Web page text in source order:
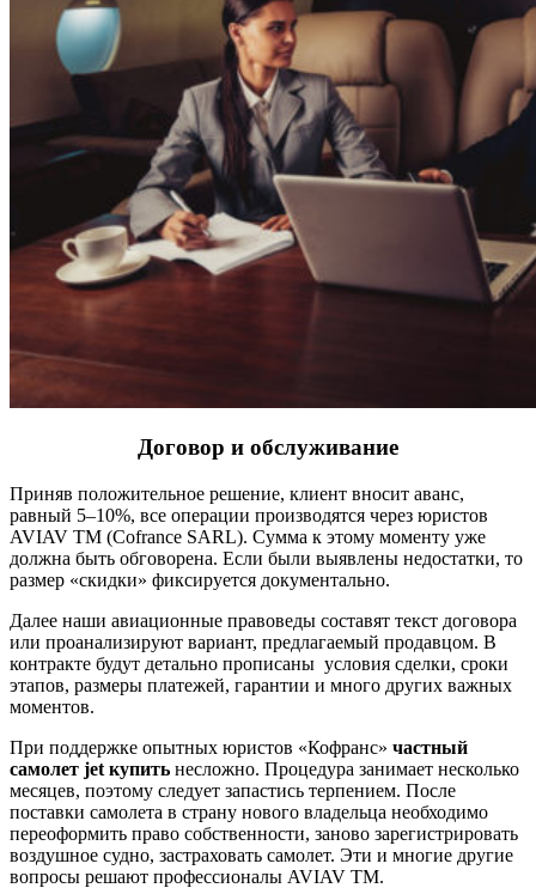
Договор и обслуживание
Приняв положительное решение, клиент вносит аванс,
равный 5–10%, все операции производятся через юристов
AVIAV TM (Cofrance SARL). Сумма к этому моменту уже
должна быть обговорена. Если были выявлены недостатки, то
размер «скидки» фиксируется документально.
Далее наши авиационные правоведы составят текст договора
или проанализируют вариант, предлагаемый продавцом. В
контракте будут детально прописаны условия сделки, сроки
этапов, размеры платежей, гарантии и много других важных
моментов.
При поддержке опытных юристов «Кофранс» частный
самолет jet купить несложно. Процедура занимает несколько
месяцев, поэтому следует запастись терпением. После
поставки самолета в страну нового владельца необходимо
переоформить право собственности, заново зарегистрировать
воздушное судно, застраховать самолет. Эти и многие другие
вопросы решают профессионалы AVIAV TM.